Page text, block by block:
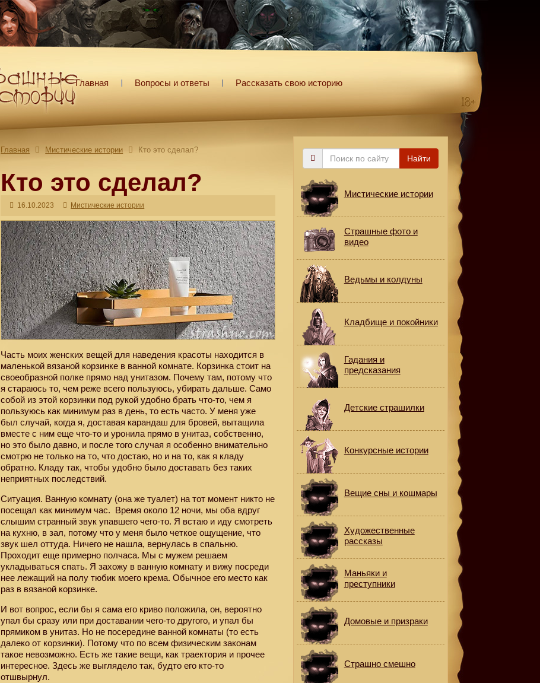
Главная Вопросы и ответы Рассказать свою историю
Главная Мистические истории Кто это сделал?
Кто это сделал?
16.10.2023 Мистические истории
Часть моих женских вещей для наведения красоты находится в
маленькой вязаной корзинке в ванной комнате. Корзинка стоит на
своеобразной полке прямо над унитазом. Почему там, потому что
я стараюсь то, чем реже всего пользуюсь, убирать дальше. Само
собой из этой корзинки под рукой удобно брать что-то, чем я
пользуюсь как минимум раз в день, то есть часто. У меня уже
был случай, когда я, доставая карандаш для бровей, вытащила
вместе с ним еще что-то и уронила прямо в унитаз, собственно,
но это было давно, и после того случая я особенно внимательно
смотрю не только на то, что достаю, но и на то, как я кладу
обратно. Кладу так, чтобы удобно было доставать без таких
неприятных последствий.
Ситуация. Ванную комнату (она же туалет) на тот момент никто не
посещал как минимум час. Время около 12 ночи, мы оба вдруг
слышим странный звук упавшего чего-то. Я встаю и иду смотреть
на кухню, в зал, потому что у меня было четкое ощущение, что
звук шел оттуда. Ничего не нашла, вернулась в спальню.
Проходит еще примерно полчаса. Мы с мужем решаем
укладываться спать. Я захожу в ванную комнату и вижу посреди
нее лежащий на полу тюбик моего крема. Обычное его место как
раз в вязаной корзинке.
И вот вопрос, если бы я сама его криво положила, он, вероятно
упал бы сразу или при доставании чего-то другого, и упал бы
прямиком в унитаз. Но не посередине ванной комнаты (то есть
далеко от корзинки). Потому что по всем физическим законам
такое невозможно. Есть же такие вещи, как траектория и прочее
интересное. Здесь же выглядело так, будто его кто-то
отшвырнул.
Поиск
Найти
Мистические истории
Страшные фото и
видео
Ведьмы и колдуны
Кладбище и покойники
Гадания и
предсказания
Детские страшилки
Конкурсные истории
Вещие сны и кошмары
Художественные
рассказы
Маньяки и
преступники
Домовые и призраки
Страшно смешно